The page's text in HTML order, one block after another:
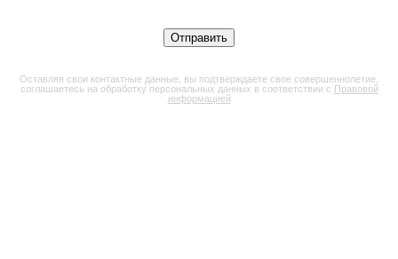
Оставляя свои контактные данные, вы подтверждаете свое совершеннолетие,
соглашаетесь на обработку персональных данных в соответствии с Правовой
информацией